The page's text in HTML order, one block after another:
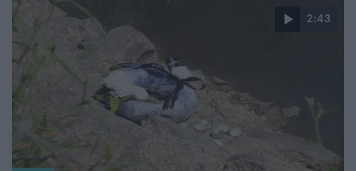
beleugrott a vízbe, hogy fiát keresse, de a nagy sodrás őt
is elragadta, alig tudta párja kimenteni. A kisfiú testét
végül a tűzoltók találták meg a nádasban. A környéken
három évvel ezelőtt egy kísértetiesen hasonló eset
történt.
2:43